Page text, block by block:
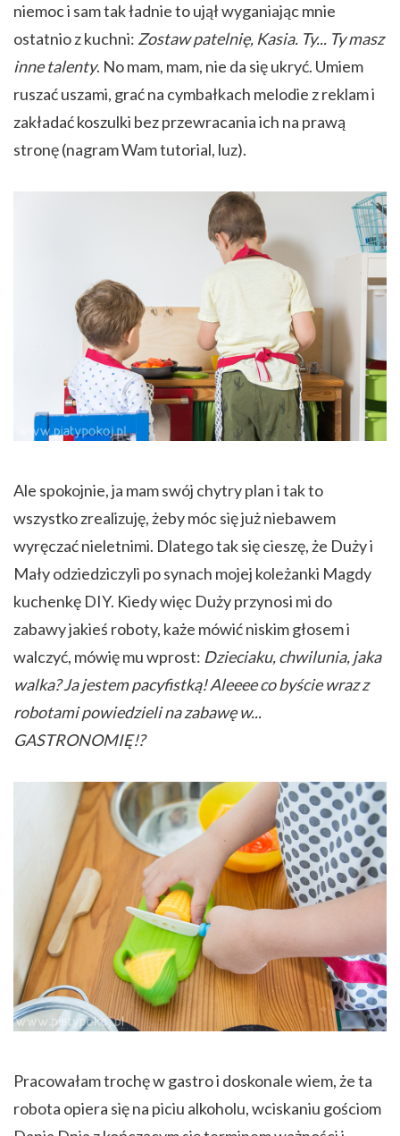
niemoc i sam tak ładnie to ujął wyganiając mnie
ostatnio z kuchni: Zostaw patelnię, Kasia. Ty... Ty masz
inne talenty. No mam, mam, nie da się ukryć. Umiem
ruszać uszami, grać na cymbałkach melodie z reklam i
zakładać koszulki bez przewracania ich na prawą
stronę (nagram Wam tutorial, luz).
Ale spokojnie, ja mam swój chytry plan i tak to
wszystko zrealizuję, żeby móc się już niebawem
wyręczać nieletnimi. Dlatego tak się cieszę, że Duży i
Mały odziedziczyli po synach mojej koleżanki Magdy
kuchenkę DIY. Kiedy więc Duży przynosi mi do
zabawy jakieś roboty, każe mówić niskim głosem i
walczyć, mówię mu wprost: Dzieciaku, chwilunia, jaka
walka? Ja jestem pacyfistką! Aleeee co byście wraz z
robotami powiedzieli na zabawę w...
GASTRONOMIĘ!?
Pracowałam trochę w gastro i doskonale wiem, że ta
robota opiera się na piciu alkoholu, wciskaniu gościom